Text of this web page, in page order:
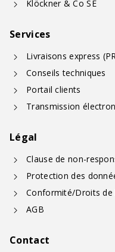
Klöckner & Co SE
Services
Livraisons express
Conseils techniques
Portail clients
Transmission
Légal
Clause de non-
Protection des
Conformité/Droits de
AGB
Contact